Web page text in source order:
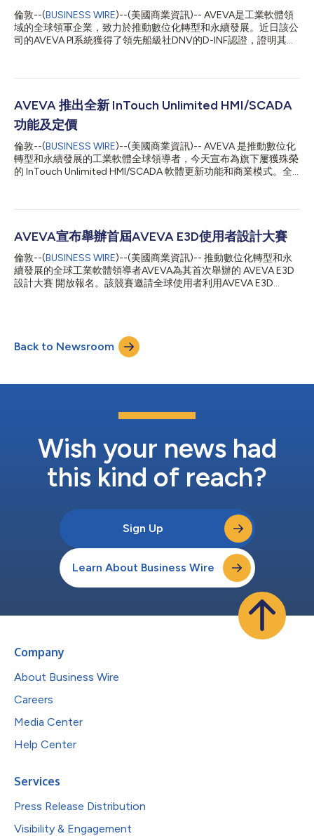
倫敦--(BUSINESS WIRE)--(美國商業資訊)-- AVEVA是工業軟體領
域的全球領軍企業，致力於推動數位化轉型和永續發展。近日該公
司的AVEVA PI系統獲得了領先船級社DNV的D-INF認證，證明其系
傳輸至岸上及更遠的地方。這項技術符合主要行業合規標準，使客
對環境的影響。 隨著AVEVA在海事行業的客戶群不斷擴大，這家
世界級的工業技術公司正致力於加強對全球海事數位化轉型的支
持。AVEVA致力於提供低風險、可靠和高效的船到岸資料管理解決
方案，最近與DNV的進一步合作展現了他們在這方面的承諾，並推
動了海事行業的數位化轉型。更新後的認證旨在支持全球船隊和海
上運營商實現脫碳，實現更精益高效的營運。 設計驗證包括D-INF
(DNV-CG-0564)以及相關的網路安全規則(DNV-RU-SHIP Pt.6
AVEVA 推出全新 InTouch Unlimited HMI/SCADA
功能及定價
倫敦--(BUSINESS WIRE)--(美國商業資訊)-- AVEVA 是推動數位化
轉型和永續發展的工業軟體全球領導者，今天宣布為旗下屢獲殊榮
的 InTouch Unlimited HMI/SCADA 軟體更新功能和商業模式。全
從邊緣到雲端的 HMI/SCADA 應用程式，而且還能夠進行整合分析
Unlimited 為系統整合商提供當今市場上堪稱最為全方位的
訂閱兩種模式，皆具有無限制標籤、用戶端和可擴充性。InTouch
Unlimited 軟體套件具有全面的流程歷史記錄和報告功能，讓使用
者有能力可以收集和發掘來自企業、多家廠房和系統的資料，進而
AVEVA宣布舉辦首屆AVEVA E3D使用者設計大賽
倫敦--(BUSINESS WIRE)--(美國商業資訊)-- 推動數位化轉型和永
續發展的全球工業軟體領導者AVEVA為其首次舉辦的 AVEVA E3D
設計大賽 開放報名。該競賽邀請全球使用者利用AVEVA E3D
化、無衝突、跨領域3D設計，並能快速生成精確的圖紙和報告，
從而降低新建和改建資本專案的成本、時間和商業風險。 本次競
賽將為AVEVA軟體的工程使用者提供一個平台，展示他們在工業應
的最具創新性的使用案例。比賽針對能源、石油和天然氣、化工、
名。 AVEVA E3D Design研發總監Stephen Burrows評論道：「本
次競賽旨在展示解決方案在因應業務挑戰方面的多種用途以及E3D
總是令我印象深...
Back to Newsroom
Wish your news had
this kind of reach?
Sign Up
Learn About Business Wire
Company
About Business Wire
Careers
Media Center
Help Center
Services
Press Release Distribution
Visibility & Engagement